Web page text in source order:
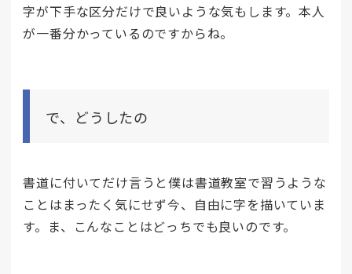
字が下手な区分だけで良いような気もします。本人
が一番分かっているのですからね。
で、どうしたの
書道に付いてだけ言うと僕は書道教室で習うような
ことはまったく気にせず今、自由に字を描いていま
す。ま、こんなことはどっちでも良いのです。